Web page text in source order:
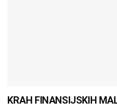
KRAH FINANSIJSKIH